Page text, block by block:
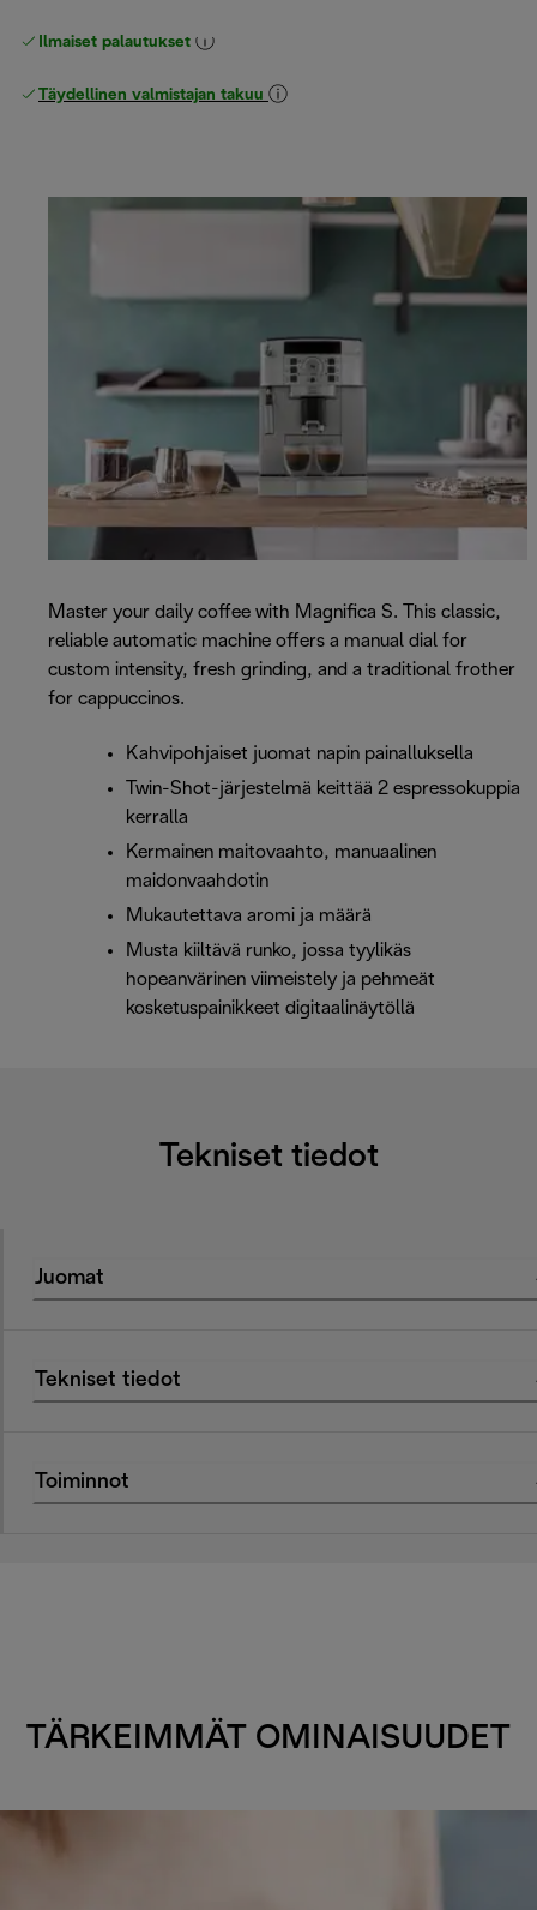
Ilmaiset palautukset
Täydellinen valmistajan takuu
Master your daily coffee with Magnifica S. This classic,
reliable automatic machine offers a manual dial for
custom intensity, fresh grinding, and a traditional frother
for cappuccinos.
Kahvipohjaiset juomat napin painalluksella
Twin-Shot-järjestelmä keittää 2 espressokuppia
kerralla
Kermainen maitovaahto, manuaalinen
maidonvaahdotin
Mukautettava aromi ja määrä
Musta kiiltävä runko, jossa tyylikäs
hopeanvärinen viimeistely ja pehmeät
kosketuspainikkeet digitaalinäytöllä
Tekniset tiedot
Juomat
Tekniset tiedot
Toiminnot
TÄRKEIMMÄT OMINAISUUDET